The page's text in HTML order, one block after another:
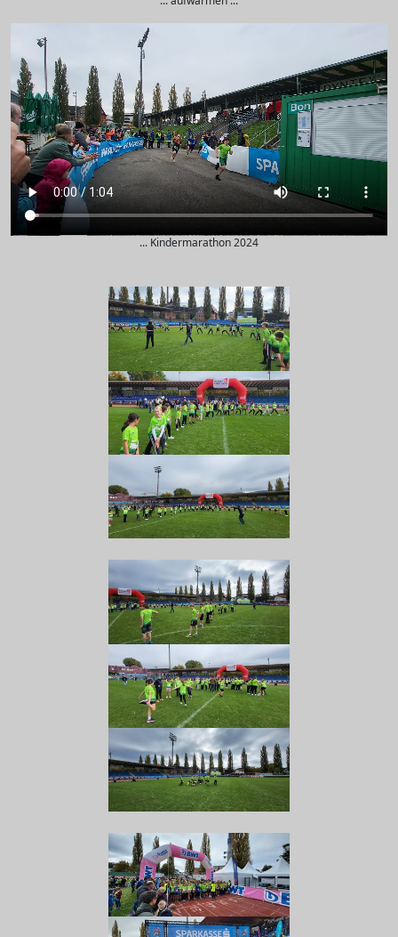
... Kindermarathon 2024